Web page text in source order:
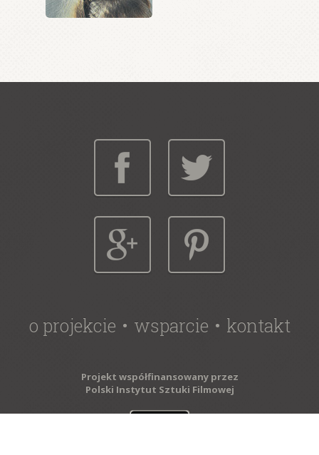
o projekcie wsparcie kontakt
Projekt współfinansowany przez